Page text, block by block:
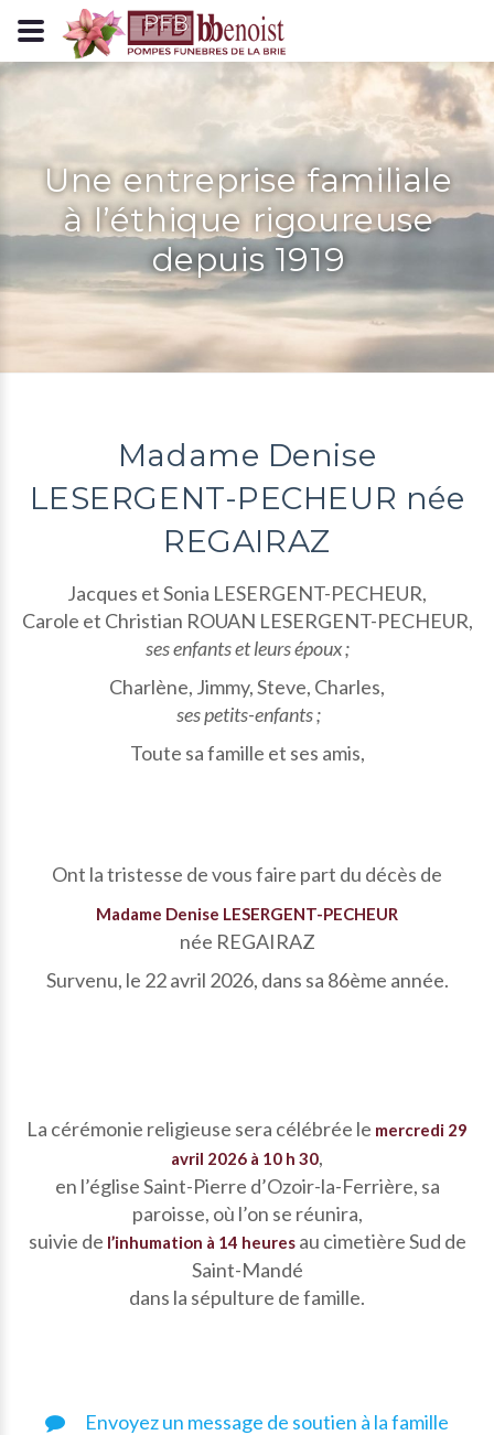
Panneau de gestion des cookies
Une entreprise familiale
à l’éthique rigoureuse
depuis 1919
Madame Denise
LESERGENT-PECHEUR née
REGAIRAZ
Jacques et Sonia LESERGENT-PECHEUR,
Carole et Christian ROUAN LESERGENT-PECHEUR,
ses enfants et leurs époux ;
Charlène, Jimmy, Steve, Charles,
ses petits-enfants ;
Toute sa famille et ses amis,
Ont la tristesse de vous faire part du décès de
Madame Denise LESERGENT-PECHEUR
née REGAIRAZ
Survenu, le 22 avril 2026, dans sa 86ème année.
La cérémonie religieuse sera célébrée le mercredi 29
avril 2026 à 10 h 30,
en l’église Saint-Pierre d’Ozoir-la-Ferrière, sa
paroisse, où l’on se réunira,
suivie de l’inhumation à 14 heuresau cimetière Sud de
Saint-Mandé
dans la sépulture de famille.
Envoyez un message de soutien à la famille